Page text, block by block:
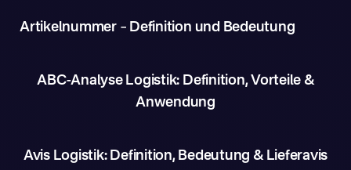
Artikelnummer – Definition und Bedeutung
ABC-Analyse Logistik: Definition, Vorteile &
Anwendung
Avis Logistik: Definition, Bedeutung & Lieferavis